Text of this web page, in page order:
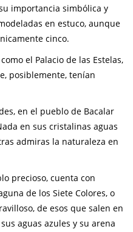
importancia simbólica y
en estuco, aunque
cinco.
el Palacio de las Estelas,
posiblemente, tenían
en el pueblo de Bacalar
en sus cristalinas aguas
admiras la naturaleza en
precioso, cuenta con
de los Siete Colores, o
de esos que salen en
aguas azules y su arena